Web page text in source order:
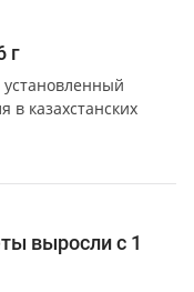
г
в казахстанских
выросли с 1